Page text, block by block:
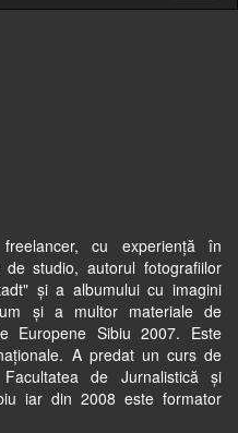
cu experiență în
studio, autorul fotografiilor
și a albumului cu imagini
și a multor materiale de
Europene Sibiu 2007. Este
A predat un curs de
de Jurnalistică și
iar din 2008 este formator